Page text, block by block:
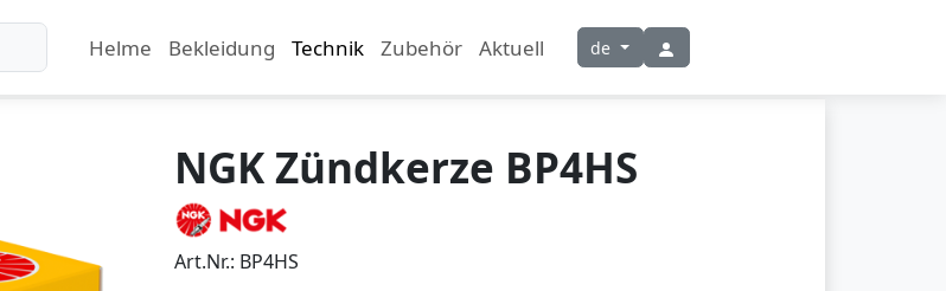
Helme Bekleidung Technik Zubehör Aktuell de
NGK Zündkerze BP4HS
Art.Nr.: BP4HS